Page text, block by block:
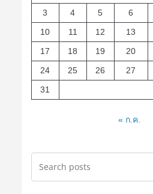
3
4 5 6
10
11 12 13
17
18 19 20
24
25 26 27
31
« ก.ค.